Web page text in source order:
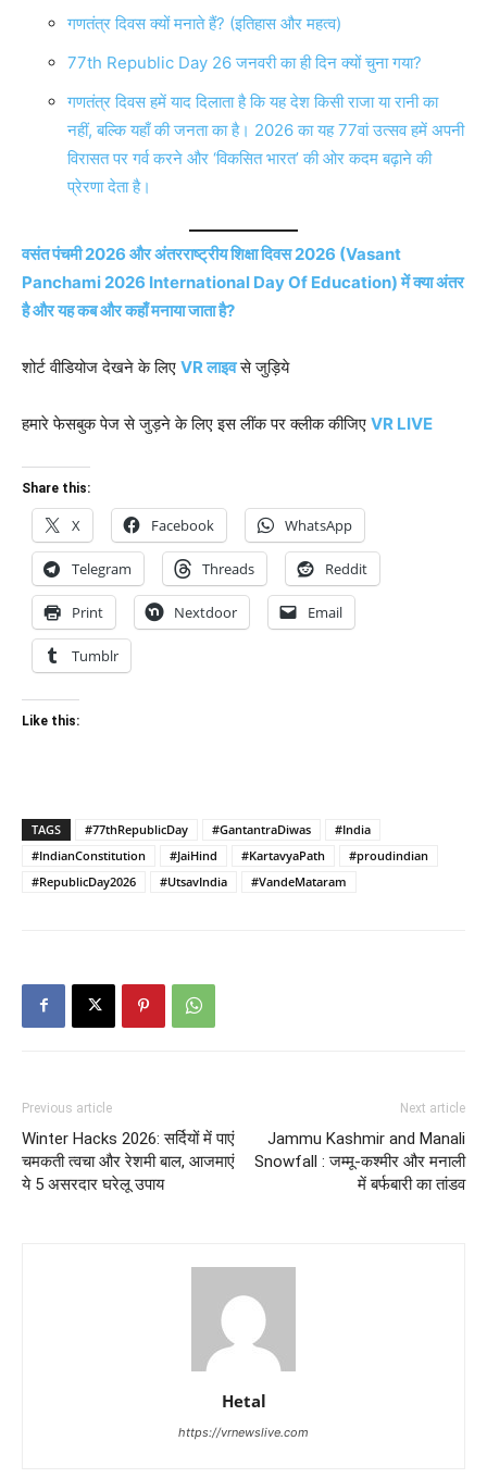
गणतंत्र दिवस क्यों मनाते हैं? (इतिहास और महत्व)
77th Republic Day 26 जनवरी का ही दिन क्यों चुना गया?
गणतंत्र दिवस हमें याद दिलाता है कि यह देश किसी राजा या रानी का
नहीं, बल्कि यहाँ की जनता का है। 2026 का यह 77वां उत्सव हमें अपनी
विरासत पर गर्व करने और ‘विकसित भारत’ की ओर कदम बढ़ाने की
प्रेरणा देता है।
वसंत पंचमी 2026 और अंतरराष्ट्रीय शिक्षा दिवस 2026 (Vasant
Panchami 2026 International Day Of Education) में क्या अंतर
है और यह कब और कहाँ मनाया जाता है?
शोर्ट वीडियोज देखने के लिए VR लाइवसे जुड़िये
हमारे फेसबुक पेज से जुड़ने के लिए इस लींक पर क्लीक कीजिए VR LIVE
Share this:
X Facebook WhatsApp
Telegram Threads Reddit
Print Nextdoor Email
Tumblr
Like this:
TAGS #77thRepublicDay #GantantraDiwas
#India
#IndianConstitution
#JaiHind #KartavyaPath
#proudindian
#RepublicDay2026
#UtsavIndia #VandeMataram
Previous article
Winter Hacks 2026: सर्दियों में पाएं
चमकती त्वचा और रेशमी बाल, आजमाएं
ये 5 असरदार घरेलू उपाय
Next article
Jammu Kashmir and Manali
Snowfall : जम्मू-कश्मीर और मनाली
में बर्फबारी का तांडव
Hetal
https://vrnewslive.com